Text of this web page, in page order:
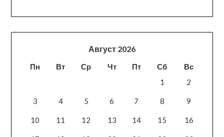
Август 2026
Пн Вт Ср Чт Пт Сб
Вс
1
2
3 4 5 6 7 8 9
10 11 12 13 14 15 16